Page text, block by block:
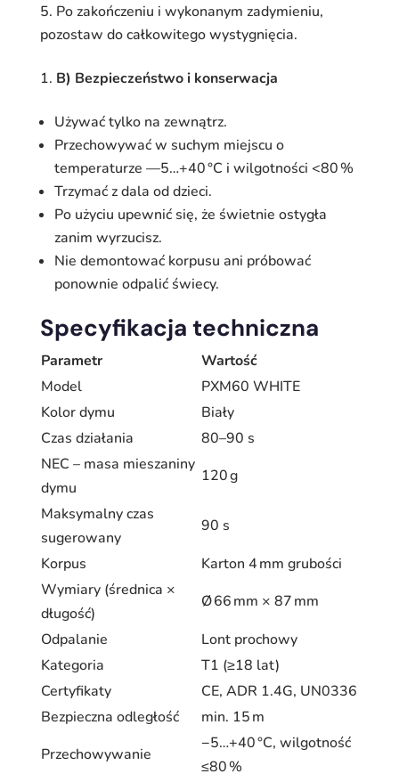
Po zakończeniu i wykonanym zadymieniu,
pozostaw do całkowitego wystygnięcia.
B) Bezpieczeństwo i konserwacja
Używać tylko na zewnątrz.
Przechowywać w suchym miejscu o
temperaturze —5…+40 °C i wilgotności <80 %
Trzymać z dala od dzieci.
Po użyciu upewnić się, że świetnie ostygła
zanim wyrzucisz.
Nie demontować korpusu ani próbować
ponownie odpalić świecy.
Specyfikacja techniczna
Parametr
Wartość
Model
PXM60 WHITE
Kolor dymu
Biały
Czas działania
80–90 s
NEC – masa mieszaniny
dymu
120 g
Maksymalny czas
sugerowany
90 s
Korpus
Karton 4 mm grubości
Wymiary (średnica ×
długość)
Ø 66 mm × 87 mm
Odpalanie
Lont prochowy
Kategoria
T1 (≥18 lat)
Certyfikaty
CE, ADR 1.4G, UN0336
Bezpieczna odległość
min. 15 m
Przechowywanie
−5…+40 °C, wilgotność
≤80 %